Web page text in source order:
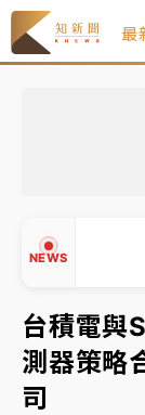
最
NEWS
「白海豚」
損最多
白海豚挾豪
砸落毀車
最好玩的父
福孩童齊暢玩
▼
台積電與
測器策略
司